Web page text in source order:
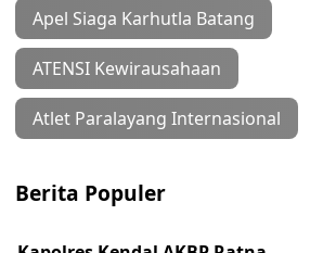
Apel Siaga Karhutla Batang
ATENSI Kewirausahaan
Atlet Paralayang Internasional
Berita Populer